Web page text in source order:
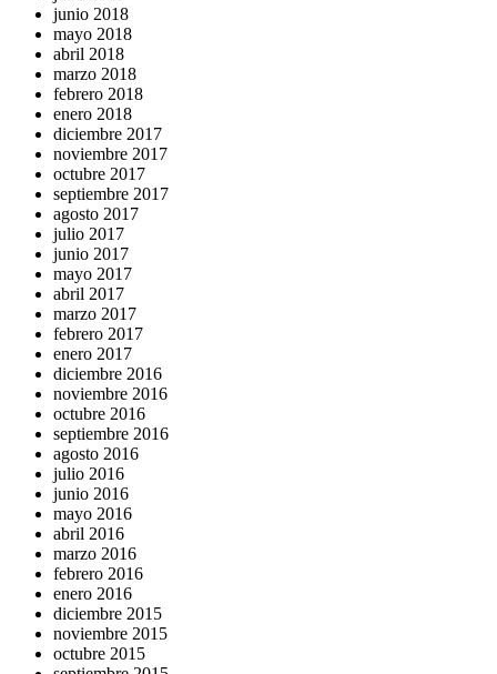
junio 2018
mayo 2018
abril 2018
marzo 2018
febrero 2018
enero 2018
diciembre 2017
noviembre 2017
octubre 2017
septiembre 2017
agosto 2017
julio 2017
junio 2017
mayo 2017
abril 2017
marzo 2017
febrero 2017
enero 2017
diciembre 2016
noviembre 2016
octubre 2016
septiembre 2016
agosto 2016
julio 2016
junio 2016
mayo 2016
abril 2016
marzo 2016
febrero 2016
enero 2016
diciembre 2015
noviembre 2015
octubre 2015